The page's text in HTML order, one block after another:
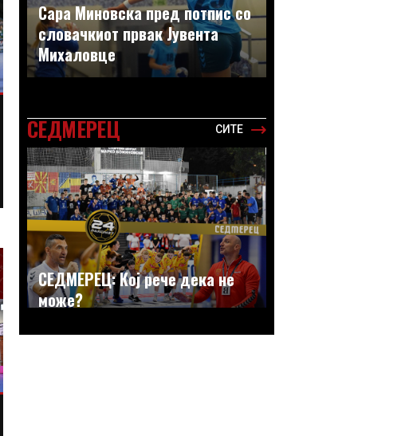
Сара Миновска пред потпис со
словачкиот првак Јувента
Михаловце
СЕДМЕРЕЦ СИТЕ
СЕДМЕРЕЦ: Кој рече дека не
може?